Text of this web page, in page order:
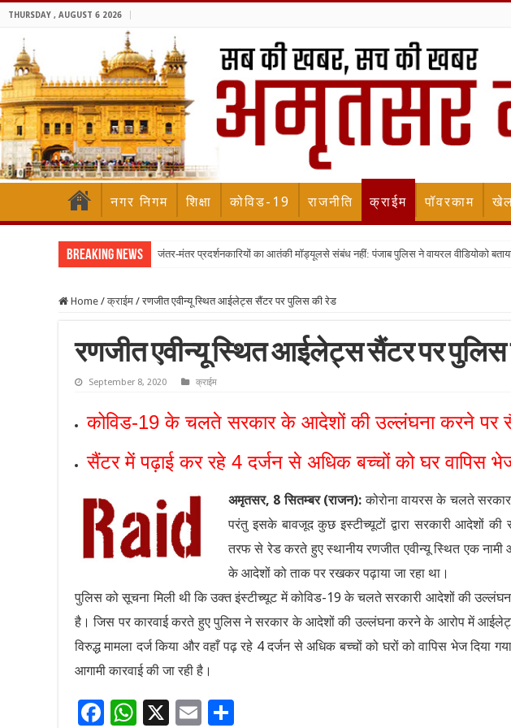
THURSDAY , AUGUST 6 2026
नगर निगम शिक्षा कोविड-19 राजनीति क्राईम पॉवरकाम
Breaking News जंतर-मंतर प्रदर्शनकारियों का आतंकी मॉड्यूलसे संबंध नहीं: पंजाब पुलिस ने वायरल वीडियोको
Home / क्राईम / रणजीत एवीन्यू स्थित आईलेट्स सैंटर पर पुलिस की रेड
रणजीत एवीन्यू स्थित आईलेट्स सैंटर पर पुलिस
September 8, 2020 क्राईम
कोविड-19 के चलते सरकार के आदेशों की उल्लंघना करने पर
सैंटर में पढ़ाई कर रहे 4 दर्जन से अधिक बच्चों को घर वापिस
अमृतसर, 8 सितम्बर (राजन): कोरोना वायरस के चलते
परंतु इसके बावजूद कुछ इस्टीच्यूटों द्वारा सरकारी आदेशों
तरफ से रेड करते हुए स्थानीय रणजीत एवीन्यू स्थित एक
के आदेशों को ताक पर रखकर पढ़ाया जा रहा था।
पुलिस को सूचना मिली थी कि उक्त इंस्टीच्यूट में कोविड-19 के चलते सरकारी आदेशों की
है। जिस पर कारवाई करते हुए पुलिस ने सरकार के आदेशों की उल्लंघना करने के आरोप में
विरुद्ध मामला दर्ज किया और वहाँ पढ़ रहे 4 दर्जन से अधिक बच्चों को घरों को वापिस भेज दिया
आगामी कारवाई की जा रही है।
F
W X
E